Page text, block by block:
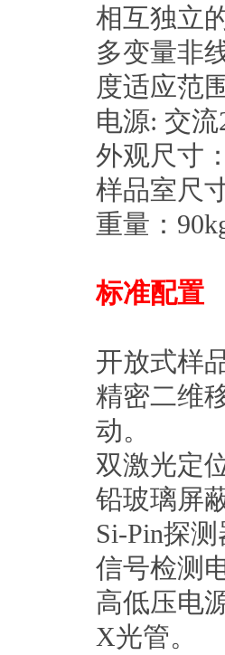
相互独立
多变量非
度适应范
电源: 交
外观尺寸
样品室尺
重量：
标准配置
开放式样
精密二维
动。
双激光定
铅玻璃屏
Si-Pin探
信号检测
高低压电
X光管。